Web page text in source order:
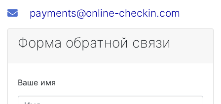
payments@online-checkin.com
Форма обратной связи
Ваше имя